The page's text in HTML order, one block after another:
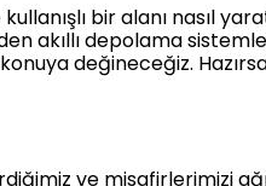
bir alanı nasıl
akıllı depolama
değineceğiz.
ve misafirlerimizi